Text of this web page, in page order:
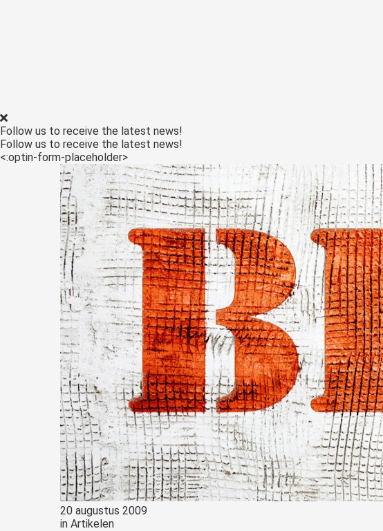
Follow us to receive the latest news!
Follow us to receive the latest news!
<:optin-form-placeholder>
20 augustus 2009
in Artikelen